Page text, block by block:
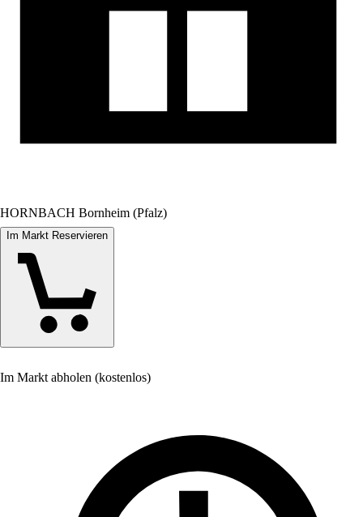
HORNBACH Bornheim (Pfalz)
Im Markt Reservieren
Im Markt abholen (kostenlos)